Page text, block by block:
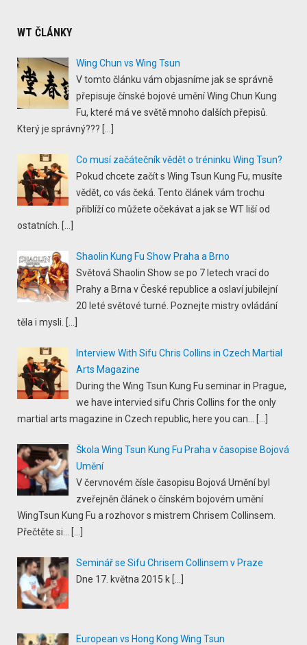
WT ČLÁNKY
Wing Chun vs Wing Tsun
V tomto článku vám objasníme jak se správně
přepisuje čínské bojové umění Wing Chun Kung
Fu, které má ve světě mnoho dalších přepisů.
Který je správný???
Co musí začátečník vědět o tréninku Wing Tsun?
Pokud chcete začít s Wing Tsun Kung Fu, musíte
vědět, co vás čeká. Tento článek vám trochu
přiblíží co můžete očekávat a jak se WT liší od
ostatních.
Shaolin Kung Fu Show Praha a Brno
Světová Shaolin Show se po 7 letech vrací do
Prahy a Brna v České republice a oslaví jubilejní
20 leté světové turné. Poznejte mistry ovládání
těla i mysli.
Interview With Sifu Chris Collins in Czech Martial
Arts Magazine
During the Wing Tsun Kung Fu seminar in Prague,
we have intervied sifu Chris Collins for the only
martial arts magazine in Czech republic, here you can...
Škola Wing Tsun Kung Fu Praha v časopise Bojová
Umění
V červnovém čísle časopisu Bojová Umění byl
zveřejněn článek o čínském bojovém umění
WingTsun Kung Fu a rozhovor s mistrem Chrisem Collinsem.
Přečtěte si...
Seminář se Sifu Chrisem Collinsem v Praze
Dne 17. května 2015 k
European vs Hong Kong Wing Tsun